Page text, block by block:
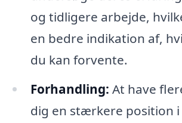
og tidligere arbejde,
en bedre indikation af,
du kan forvente.
Forhandling: At have
dig en stærkere position i